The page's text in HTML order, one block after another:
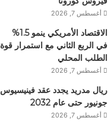
أغسطس 7, 2026
الاقتصاد الأمريكي ينمو 1.5%
في الربع الثاني مع استمرار قوة
الطلب المحلي
أغسطس 7, 2026
ريال مدريد يجدد عقد فينيسيوس
جونيور حتى عام 2032
أغسطس 7, 2026